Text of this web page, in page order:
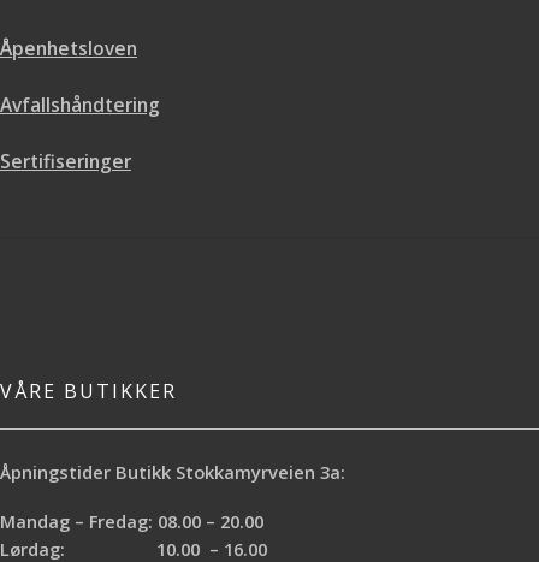
Åpenhetsloven
Avfallshåndtering
Sertifiseringer
VÅRE BUTIKKER
Åpningstider Butikk Stokkamyrveien 3a:
Mandag – Fredag: 08.00 – 20.00
Lørdag: 10.00 – 16.00